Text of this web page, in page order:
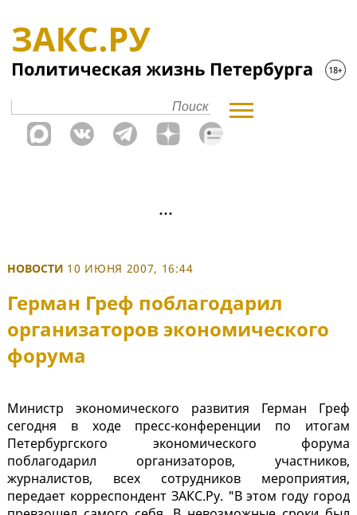
НОВОСТИ 10 ИЮНЯ 2007, 16:44
Герман Греф поблагодарил
организаторов экономического
форума
Министр экономического развития Герман Греф
сегодня в ходе пресс-конференции по итогам
Петербургского экономического форума
поблагодарил организаторов, участников,
журналистов, всех сотрудников мероприятия,
передает корреспондент ЗАКС.Ру. "В этом году город